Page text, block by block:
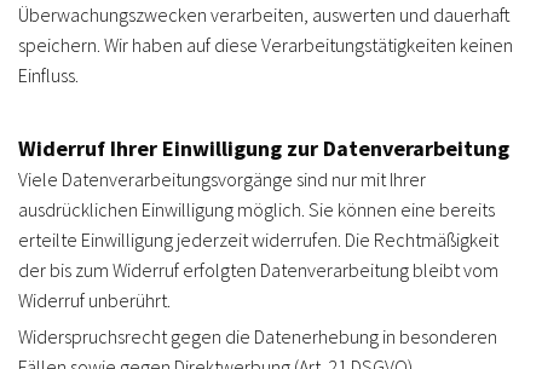
Überwachungszwecken verarbeiten, auswerten und dauerhaft
speichern. Wir haben auf diese Verarbeitungstätigkeiten keinen
Einfluss.
Widerruf Ihrer Einwilligung zur Datenverarbeitung
Viele Datenverarbeitungsvorgänge sind nur mit Ihrer
ausdrücklichen Einwilligung möglich. Sie können eine bereits
erteilte Einwilligung jederzeit widerrufen. Die Rechtmäßigkeit
der bis zum Widerruf erfolgten Datenverarbeitung bleibt vom
Widerruf unberührt.
Widerspruchsrecht gegen die Datenerhebung in besonderen